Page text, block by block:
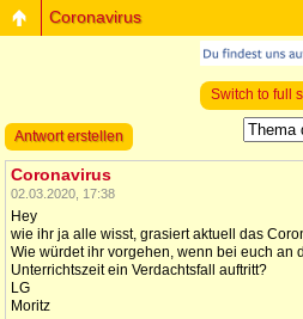
Coronavirus
Switch to full
Antwort erstellen
Coronavirus
02.03.2020, 17:38
Hey
wie ihr ja alle wisst, grasiert aktuell das
Wie würdet ihr vorgehen, wenn bei euch an
Unterrichtszeit ein Verdachtsfall auftritt?
LG
Moritz